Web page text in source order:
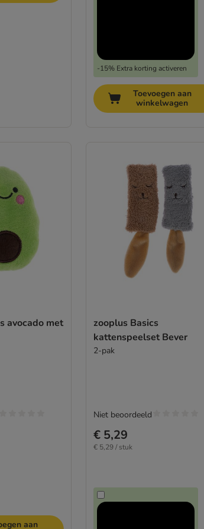
-15% Extra korting activeren
Toevoegen aan
winkelwagen
avocado met
aan
zooplus Basics
kattenspeelset Bever
2-pak
€ 5,29
€ 5,29 / stuk
Niet beoordeeld